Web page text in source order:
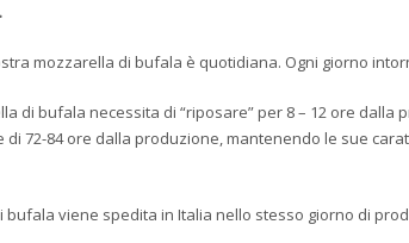
mozzarella di bufala è quotidiana. Ogni giorno
di bufala necessita di “riposare” per 8 – 12 ore
di 72-84 ore dalla produzione, mantenendo le sue
bufala viene spedita in Italia nello stesso giorno di